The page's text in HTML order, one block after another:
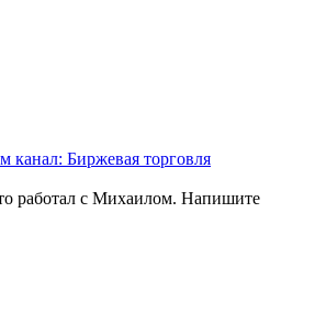
канал: Биржевая торговля
работал с Михаилом. Напишите